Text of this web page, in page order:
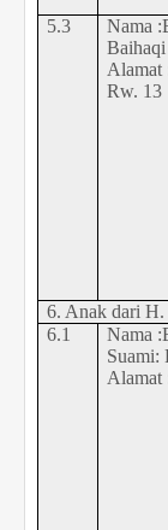
5.3
Nama
Baihaqi
Alamat
Rw. 13
6. Anak dari
6.1
Nama
Suami:
Alamat